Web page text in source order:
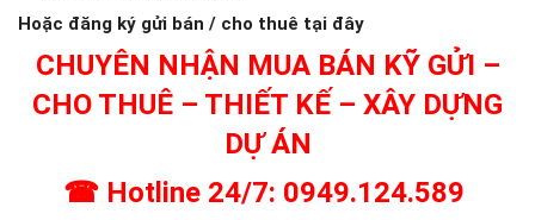
Hoặc đăng ký gửi bán / cho thuê tại đây
CHUYÊN NHẬN MUA BÁN KỸ GỬI –
CHO THUÊ – THIẾT KẾ – XÂY DỰNG
DỰ ÁN
☎ Hotline 24/7: 0949.124.589